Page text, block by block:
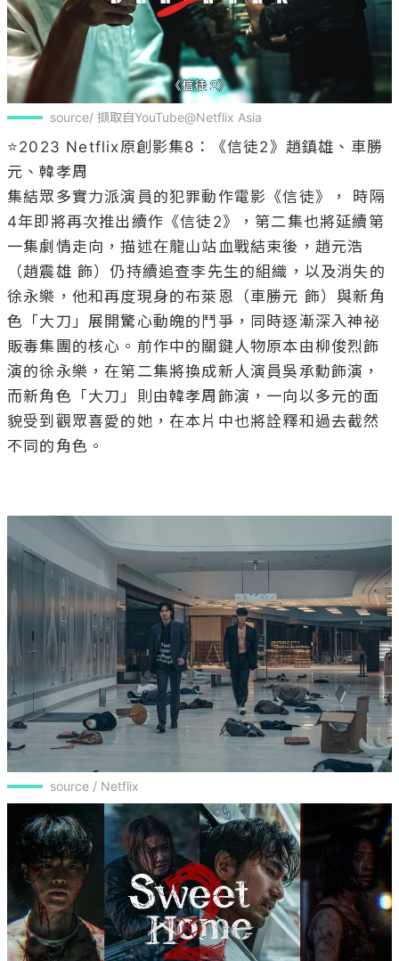
元、韓孝周
集結眾多實力派演員的犯罪動作電影《信徒》， 時隔
4年即將再次推出續作《信徒2》，第二集也將延續第
一集劇情走向，描述在龍山站血戰結束後，趙元浩
（趙震雄 飾）仍持續追查李先生的組織，以及消失的
徐永樂，他和再度現身的布萊恩（車勝元 飾）與新角
色「大刀」展開驚心動魄的鬥爭，同時逐漸深入神祕
販毒集團的核心。前作中的關鍵人物原本由柳俊烈飾
演的徐永樂，在第二集將換成新人演員吳承勳飾演，
而新角色「大刀」則由韓孝周飾演，一向以多元的面
貌受到觀眾喜愛的她，在本片中也將詮釋和過去截然
不同的角色。
source / Netflix
source/ 擷取自YouTube@Netflix Asia
⭐2023 Netflix原創影集9：《Sweet Home2》宋
江、李陣郁、李施昤、高旻示、朴珪瑛